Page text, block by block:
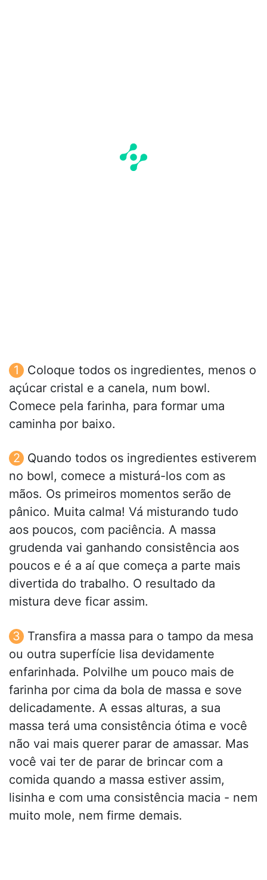
Coloque todos os ingredientes, menos o
açúcar cristal e a canela, num bowl.
Comece pela farinha, para formar uma
caminha por baixo.
Quando todos os ingredientes estiverem
no bowl, comece a misturá-los com as
mãos. Os primeiros momentos serão de
pânico. Muita calma! Vá misturando tudo
aos poucos, com paciência. A massa
grudenda vai ganhando consistência aos
poucos e é a aí que começa a parte mais
divertida do trabalho. O resultado da
mistura deve ficar assim.
Transfira a massa para o tampo da mesa
ou outra superfície lisa devidamente
enfarinhada. Polvilhe um pouco mais de
farinha por cima da bola de massa e sove
delicadamente. A essas alturas, a sua
massa terá uma consistência ótima e você
não vai mais querer parar de amassar. Mas
você vai ter de parar de brincar com a
comida quando a massa estiver assim,
lisinha e com uma consistência macia - nem
muito mole, nem firme demais.